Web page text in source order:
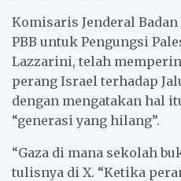
Komisaris Jenderal
PBB untuk Pengungsi
Lazzarini, telah
perang Israel terhadap
dengan mengatakan hal
“generasi yang hilang”.
“Gaza di mana sekolah
tulisnya di X. “Ketika